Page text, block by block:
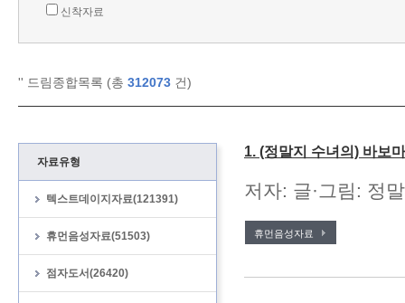
신착자료
'' 드림종합목록 (총 312073 건)
자료유형
텍스트데이지자료(121391)
휴먼음성자료(51503)
점자도서(26420)
1. (정말지 수녀의) 바보
저자: 글·그림: 정
휴먼음성자료